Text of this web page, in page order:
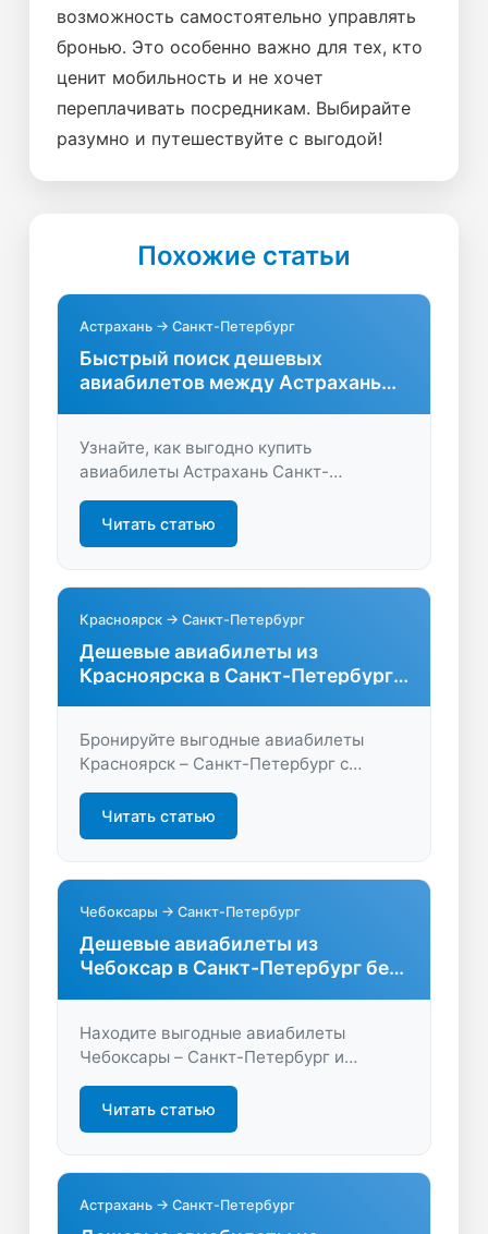
возможность самостоятельно управлять
бронью. Это особенно важно для тех, кто
ценит мобильность и не хочет
переплачивать посредникам. Выбирайте
разумно и путешествуйте с выгодой!
Похожие статьи
Астрахань → Санкт-Петербург
Быстрый поиск дешевых
авиабилетов между Астраханью
Узнайте, как выгодно купить
авиабилеты Астрахань Санкт-
находите удобные рейсы и экономьте
на путешествиях вместе с надежным
Читать статью
Красноярск → Санкт-Петербург
Дешевые авиабилеты из
Красноярска в Санкт-Петербург
Бронируйте выгодные авиабилеты
Красноярск – Санкт-Петербург с
удобным поиском на LastBilet.ru.
Сравните цены, найдите прямые рейсы
и сэкономьте на перелёте!
Читать статью
Чебоксары → Санкт-Петербург
Дешевые авиабилеты из
Чебоксар в Санкт-Петербург без
Находите выгодные авиабилеты
Чебоксары – Санкт-Петербург и
цены, выберите удобные рейсы и
путешествуйте с комфортом. Быстрое
одном сайте.
Читать статью
Астрахань → Санкт-Петербург